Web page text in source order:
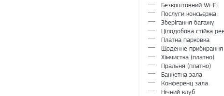
Безкоштовний Wi-Fi
Послуги консьєржа
Зберігання багажу
Цілодобова стійка
Платна парковка
Щоденне прибирання
Хімчистка (платно)
Пральня (платно)
Банкетна зала
Конференц зала
Нічний клуб